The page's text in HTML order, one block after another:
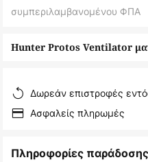
αρχή
συλλογής
Hunter Protos Ventilator
συμπεριλαμβανομένου ΦΠΑ
Δωρεάν επιστροφές
Ασφαλείς πληρωμές
Πληροφορίες παράδοσης